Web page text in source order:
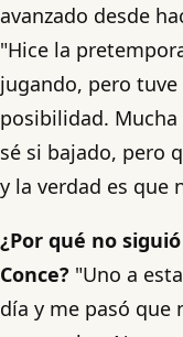
avanzado desde
"Hice la
jugando, pero
posibilidad.
sé si bajado, pero
y la verdad es que
¿Por qué no
Conce? "Uno a
día y me pasó que